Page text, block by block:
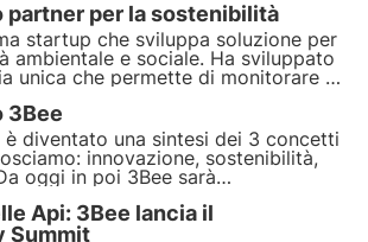
partner per la sostenibilità
startup che sviluppa soluzione per
ambientale e sociale. Ha sviluppato
unica che permette di monitorare le
Con oltre 300 aziende partner
clienti vuole imporsi come leader
ambientale.
3Bee
diventato una sintesi dei 3 concetti
innovazione, sostenibilità,
oggi in poi 3Bee sarà
da 3 api colorate e sospese in volo,
suo obiettivo di impatto da
Api: 3Bee lancia il
Summit